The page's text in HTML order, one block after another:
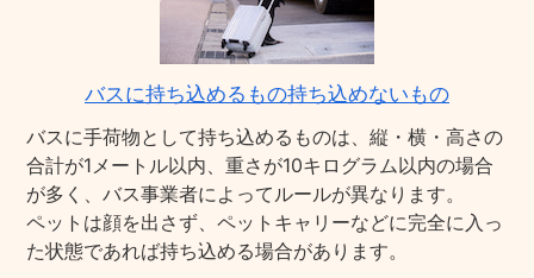
バスに持ち込めるもの持ち込めないもの
バスに手荷物として持ち込めるものは、縦・横・高さの
合計が1メートル以内、重さが10キログラム以内の場合
が多く、バス事業者によってルールが異なります。
ペットは顔を出さず、ペットキャリーなどに完全に入っ
た状態であれば持ち込める場合があります。